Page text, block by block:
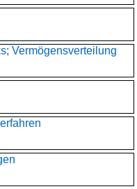
Vermögensverteilung